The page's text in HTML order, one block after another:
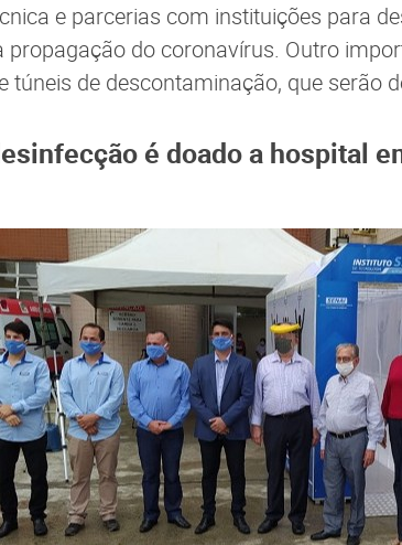
e parcerias com instituições para
propagação do coronavírus. Outro
túneis de descontaminação, que serão
é doado a hospital